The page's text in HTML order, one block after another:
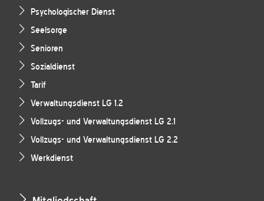
Psychologischer Dienst
Seelsorge
Senioren
Sozialdienst
Tarif
Verwaltungsdienst LG 1.2
Vollzugs- und Verwaltungsdienst LG 2.1
Vollzugs- und Verwaltungsdienst LG 2.2
Werkdienst